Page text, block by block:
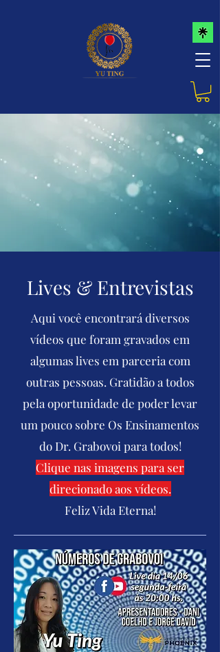
Lives & Entrevistas
Aqui você encontrará diversos
vídeos que foram gravados em
algumas lives em parceria com
outras pessoas. Gratidão a todos
pela oportunidade de poder levar
um pouco sobre Os Ensinamentos
do Dr. Grabovoi para todos!
Clique nas imagens para ser
direcionado aos vídeos.
Feliz Vida Eterna!